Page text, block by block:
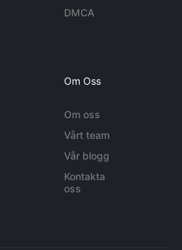
DMCA
Om Oss
Om oss
Vårt team
Vår blogg
Kontakta
oss